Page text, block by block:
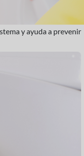
y ayuda a prevenir